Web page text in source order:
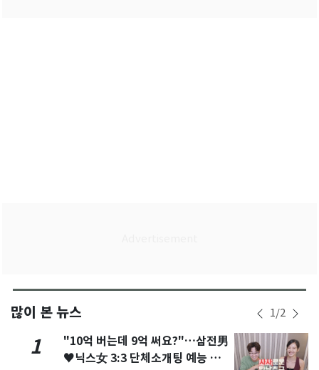
많이 본 뉴스 1/2
1
"10억 버는데 9억 써요?"…삼전男
♥닉스女 3:3 단체소개팅 예능 화